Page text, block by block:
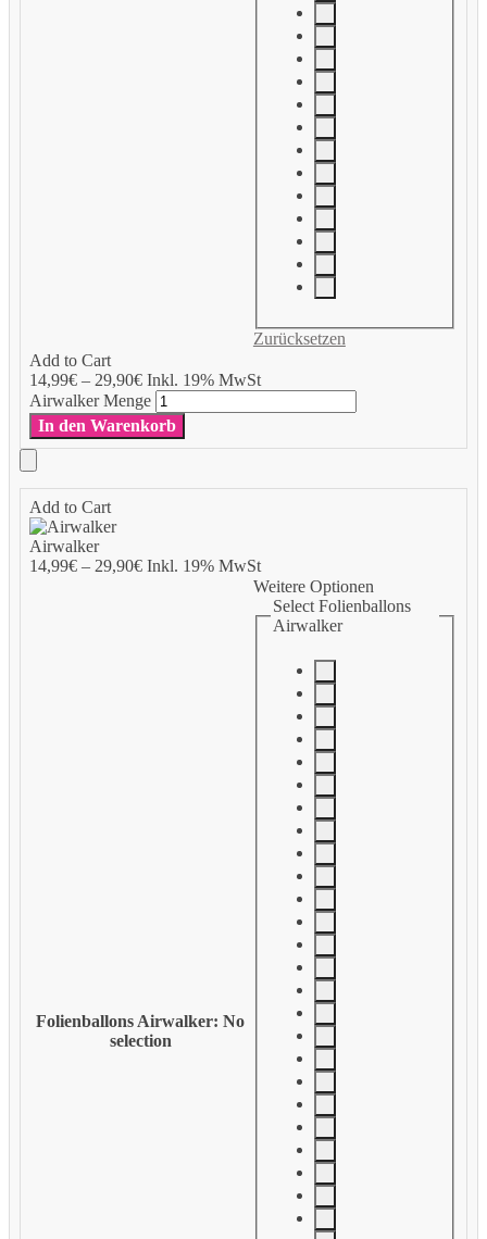
Add to Cart
14,99€– 29,90€Inkl. 19% MwSt
Zurücksetzen
Airwalker Menge
In den Warenkorb
Add to Cart
Airwalker
14,99€– 29,90€Inkl. 19% MwSt
Folienballons Airwalker: No
selection
Weitere Optionen
Select Folienballons
Airwalker